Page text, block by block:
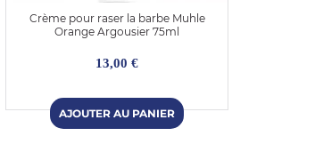
Crème pour raser la barbe Muhle
Orange Argousier 75ml
13,00 €